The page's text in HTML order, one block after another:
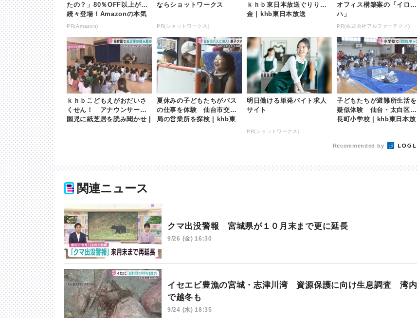
たの？」80％OFF以上が
続々登場！Amazonの本気
が凄すぎる
PR(Amazon)
ならショットワークス
PR(ショットワークス)
ｋｈｂ東日本放送ぐりり募
金 | khb東日本放送
オフィス構築案の「イロ
ハ」
PR(株式会社アルファーテクノ)
ｋｈｂこどもえがおだいさ
くせん！ アナウンサーが
園児に紙芝居を読み聞かせ |
夏休みの子どもたちがバス
の仕事を体験 仙台市交通
局の営業所を探検 | khb東
明日働ける単発バイト求人
サイト
PR(ショットワークス)
子どもたちが避難所生活を
疑似体験 仙台・太白区の
長町小学校 | khb東日本放
Recommended by
関連ニュース
クマ出没警報 宮城県が１０月末まで更に延長
9/26 (金) 16:30
イセエビ豊漁の宮城・志津川湾 資源保護に向け生息調査 湾内
で越冬も
9/24 (水) 18:35